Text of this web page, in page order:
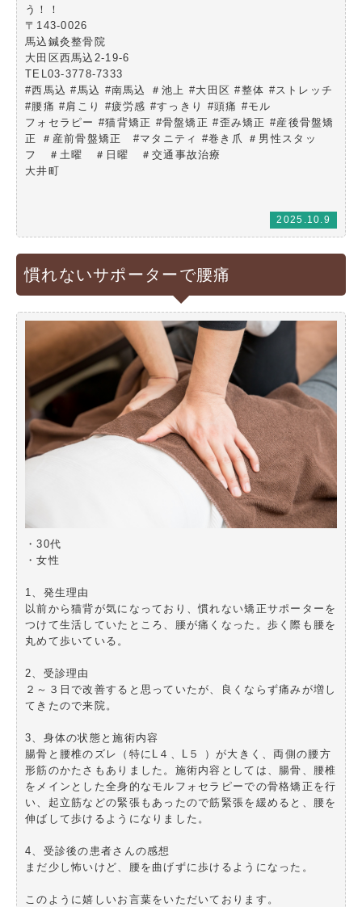
う！！
〒143-0026
馬込鍼灸整骨院
大田区西馬込2-19-6
TEL03-3778-7333
#西馬込 #馬込 #南馬込 ＃池上 #大田区 #整体 #ストレッチ
#腰痛 #肩こり #疲労感 #すっきり #頭痛 #モル
フォセラピー #猫背矯正 #骨盤矯正 #歪み矯正 #産後骨盤矯
正 ＃産前骨盤矯正 #マタニティ #巻き爪 ＃男性スタッ
フ ＃土曜 ＃日曜 ＃交通事故治療
大井町
2025.10.9
慣れないサポーターで腰痛
・30代
・女性
1、発生理由
以前から猫背が気になっており、慣れない矯正サポーターを
つけて生活していたところ、腰が痛くなった。歩く際も腰を
丸めて歩いている。
2、受診理由
２～３日で改善すると思っていたが、良くならず痛みが増し
てきたので来院。
3、身体の状態と施術内容
腸骨と腰椎のズレ（特にL４、L５ ）が大きく、両側の腰方
形筋のかたさもありました。施術内容としては、腸骨、腰椎
をメインとした全身的なモルフォセラピーでの骨格矯正を行
い、起立筋などの緊張もあったので筋緊張を緩めると、腰を
伸ばして歩けるようになりました。
4、受診後の患者さんの感想
まだ少し怖いけど、腰を曲げずに歩けるようになった。
このように嬉しいお言葉をいただいております。